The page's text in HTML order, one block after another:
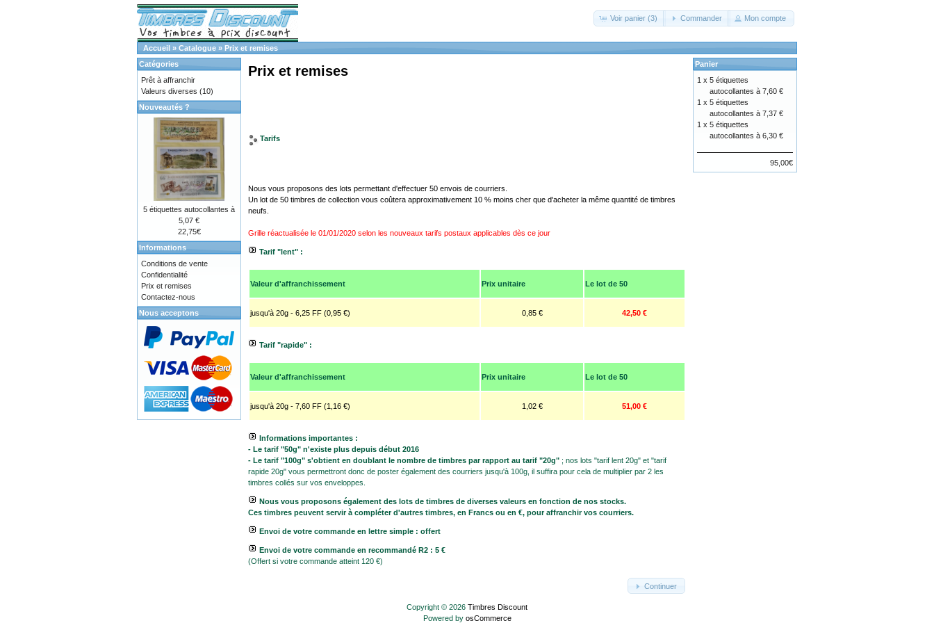
Voir panier (3) Commander Mon compte
Accueil » Catalogue » Prix et remises
Prix et remises
Tarifs
Nous vous proposons des lots permettant d'effectuer 50 envois de courriers.
Un lot de 50 timbres de collection vous coûtera approximativement 10 % moins cher que d'acheter la même quantité de timbres
neufs.
Grille réactualisée le 01/01/2020 selon les nouveaux tarifs postaux applicables dès ce jour
Tarif "lent" :
Valeur d'affranchissement Prix unitaire Le lot de 50
jusqu'à 20g - 6,25 FF (0,95 €) 0,85 € 42,50 €
Tarif "rapide" :
Valeur d'affranchissement Prix unitaire Le lot de 50
jusqu'à 20g - 7,60 FF (1,16 €) 1,02 € 51,00 €
Informations importantes :
- Le tarif "50g" n'existe plus depuis début 2016
- Le tarif "100g" s'obtient en doublant le nombre de timbres par rapport au tarif "20g" ; nos lots "tarif lent 20g" et "tarif
rapide 20g" vous permettront donc de poster également des courriers jusqu'à 100g, il suffira pour cela de multiplier par 2 les
timbres collés sur vos enveloppes.
Nous vous proposons également des lots de timbres de diverses valeurs en fonction de nos stocks.
Ces timbres peuvent servir à compléter d'autres timbres, en Francs ou en €, pour affranchir vos courriers.
Envoi de votre commande en lettre simple : offert
Envoi de votre commande en recommandé R2 : 5 €
(Offert si votre commande atteint 120 €)
Continuer
Catégories
Prêt à affranchir
Valeurs diverses (10)
Nouveautés ?
5 étiquettes autocollantes à
5,07 €
22,75€
Informations
Conditions de vente
Confidentialité
Prix et remises
Contactez-nous
Nous acceptons
Panier
1 x 5 étiquettes
autocollantes à 7,60 €
1 x 5 étiquettes
autocollantes à 7,37 €
1 x 5 étiquettes
autocollantes à 6,30 €
95,00€
Copyright © 2026 Timbres Discount
Powered by osCommerce